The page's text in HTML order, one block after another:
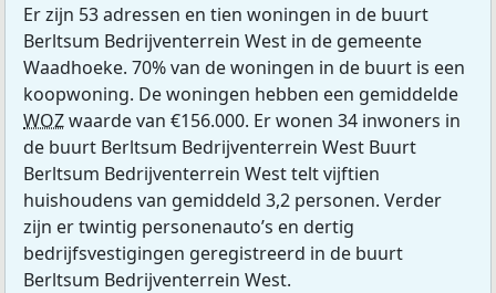
Er zijn 53 adressen en tien woningen in de buurt
Berltsum Bedrijventerrein West in de gemeente
Waadhoeke. 70% van de woningen in de buurt is een
koopwoning. De woningen hebben een gemiddelde
WOZwaarde van €156.000. Er wonen 34 inwoners in
de buurt Berltsum Bedrijventerrein West Buurt
Berltsum Bedrijventerrein West telt vijftien
huishoudens van gemiddeld 3,2 personen. Verder
zijn er twintig personenauto’s en dertig
bedrijfsvestigingen geregistreerd in de buurt
Berltsum Bedrijventerrein West.